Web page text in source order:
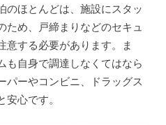
のほとんどは、施設にスタッ
ため、戸締まりなどのセキュ
意する必要があります。ま
も自身で調達しなくてはなら
パーやコンビニ、ドラッグス
安心です。